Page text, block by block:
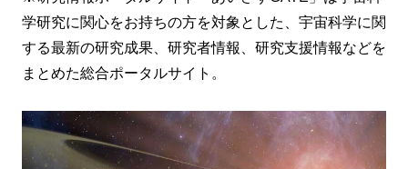
学研究に関心をお持ちの方を対象とした、宇宙科学に関
する最新の研究成果、研究者情報、研究支援情報などを
まとめた総合ポータルサイト。